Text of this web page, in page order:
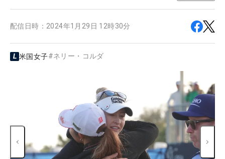
配信日時： 2024年1月29日 12時30分
米国女子#ネリー・コルダ